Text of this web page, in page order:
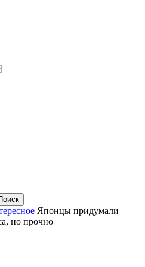
Японцы придумали
но прочно